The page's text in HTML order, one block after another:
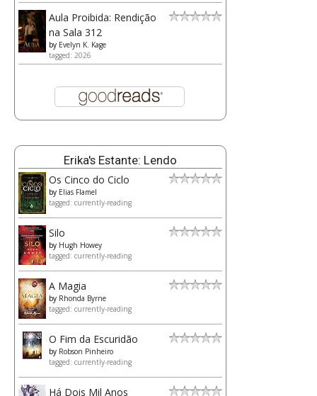
Aula Proibida: Rendição
na Sala 312
by Evelyn K. Kage
tagged: 2026
Erika's Estante: Lendo
Os Cinco do Ciclo
by Elias Flamel
tagged: currently-reading
Silo
by Hugh Howey
tagged: currently-reading
A Magia
by Rhonda Byrne
tagged: currently-reading
O Fim da Escuridão
by Robson Pinheiro
tagged: currently-reading
Há Dois Mil Anos